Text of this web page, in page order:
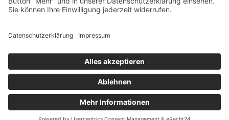
© 2026 - Personal Training in Dresden mit Heiko Wache und
Online-Training
Impressum
Top